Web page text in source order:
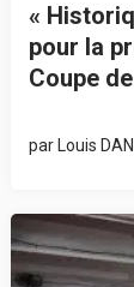
«
pour la
Coupe
par Louis